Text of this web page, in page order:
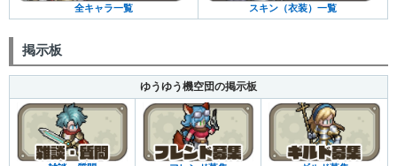
全キャラ一覧 スキン（衣装）一覧
掲示板
ゆうゆう機空団の掲示板